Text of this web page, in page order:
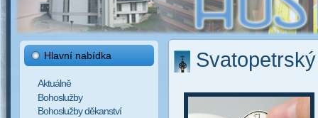
Hlavní nabídka
Aktuálně
Bohoslužby
Bohoslužby děkanství